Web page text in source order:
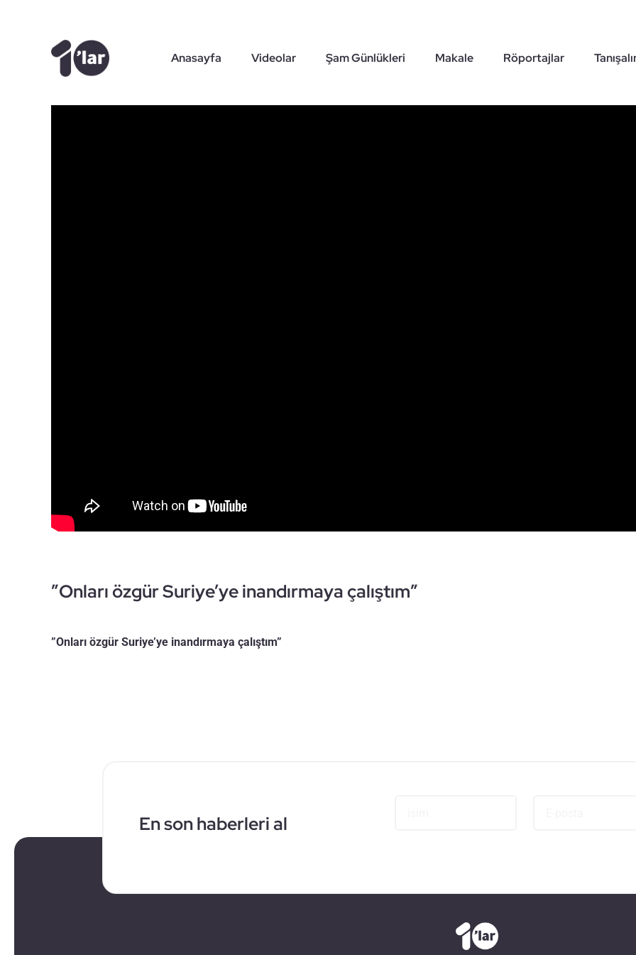
Anasayfa Videolar Şam Günlükleri Makale Röportajlar
”Onları özgür Suriye’ye inandırmaya çalıştım”
”Onları özgür Suriye’ye inandırmaya çalıştım”
En son haberleri al